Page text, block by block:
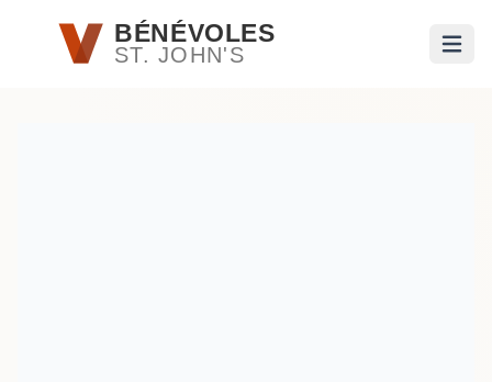
Passer au contenu principal
BÉNÉVOLES
ST. JOHN'S